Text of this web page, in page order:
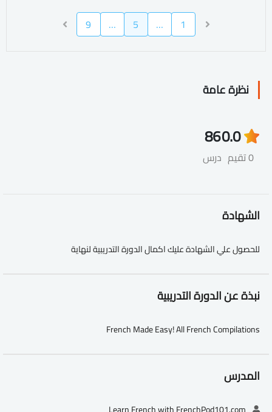
1
…
5
…
9
نظرة عامة
0.0
0 تقيم
86
درس
الشهادة
للحصول علي الشهادة عليك اكمال الدورة التدريبية لنهاية
نبذة عن الدورة التدريبية
French Made Easy! All French Compilations
المدرس